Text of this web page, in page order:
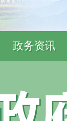
政务资讯